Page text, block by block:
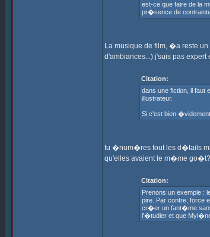
est-ce que faire de la
pr�sence de
La musique de film, �a reste
d'ambiances...) j'suis pas
Citation:
dans une fiction, il
illustrateur.
Si c'est bien
tu �num�res tout les d�tails
qu'elles avaient le m�me go�t?
Citation:
Prenons un exemple :
pire. Par contre, force
cr�er un fant�me
l'�tudier et que